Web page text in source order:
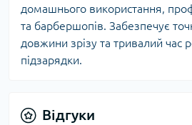
домашнього використання,
та барбершопів. Забезпечує
довжини зрізу та тривалий час
підзарядки.
Відгуки